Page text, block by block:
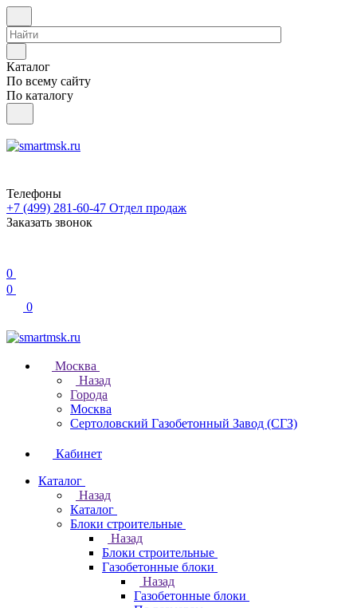
Каталог
По всему сайту
По каталогу
Телефоны
+7 (499) 281-60-47 Отдел продаж
Заказать звонок
0
0
0
Москва
Назад
Города
Москва
Сертоловский Газобетонный Завод (СГЗ)
Кабинет
Каталог
Назад
Каталог
Блоки строительные
Назад
Блоки строительные
Газобетонные блоки
Назад
Газобетонные блоки